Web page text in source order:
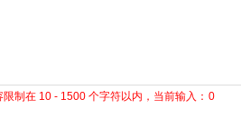
制在 10 - 1500 个字符以内，当前输入： 0